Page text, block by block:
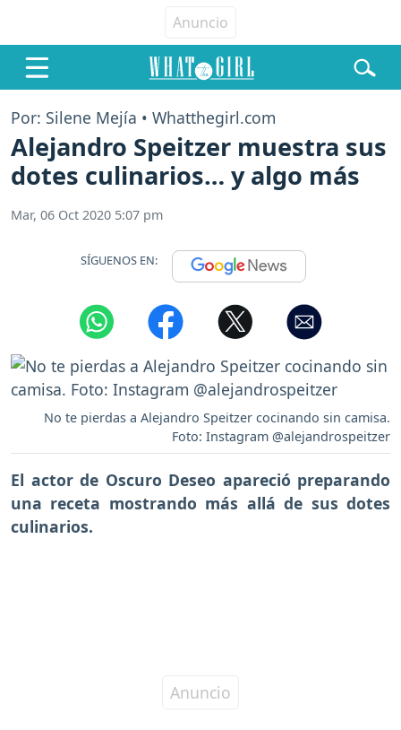
Por: Silene Mejía • Whatthegirl.com
Alejandro Speitzer muestra sus
dotes culinarios… y algo más
Mar, 06 Oct 2020 5:07 pm
SÍGUENOS EN:
No te pierdas a Alejandro Speitzer cocinando sin camisa.
Foto: Instagram @alejandrospeitzer
El actor de Oscuro Deseo apareció preparando
una receta mostrando más allá de sus dotes
culinarios.